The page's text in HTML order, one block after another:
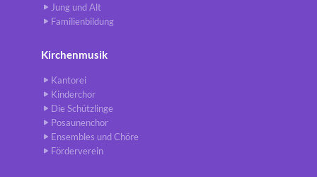
Jung und Alt
Familienbildung
Kirchenmusik
Kantorei
Kinderchor
Die Schützlinge
Posaunenchor
Ensembles und Chöre
Förderverein